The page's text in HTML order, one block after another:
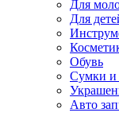
Для
Для
Обувь
Сумки и
Авто